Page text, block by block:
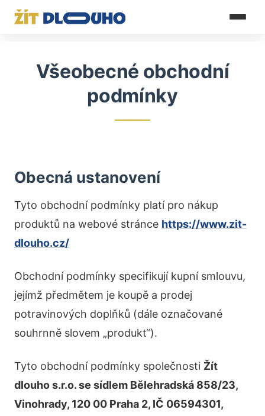
Všeobecné obchodní
podmínky
Obecná ustanovení
Tyto obchodní podmínky platí pro nákup
produktů na webové stránce https://www.zit-
dlouho.cz/
Obchodní podmínky specifikují kupní smlouvu,
jejímž předmětem je koupě a prodej
potravinových doplňků (dále označované
souhrnně slovem „produkt“).
Tyto obchodní podmínky společnosti Žít
dlouho s.r.o. se sídlem Bělehradská 858/23,
Vinohrady, 120 00 Praha 2, IČ 06594301,